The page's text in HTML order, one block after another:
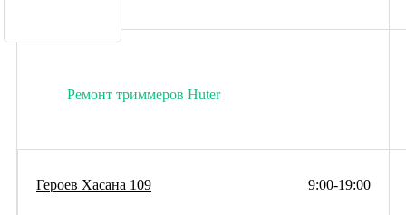
Ремонт триммеров Huter
9:00-19:00
Героев Хасана 109